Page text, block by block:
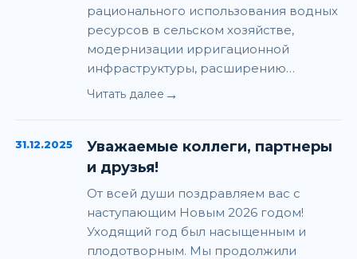
рационального использования водных
ресурсов в сельском хозяйстве,
модернизации ирригационной
инфраструктуры, расширению…
Читать далее →
31.12.2025
Уважаемые коллеги, партнеры
и друзья!
От всей души поздравляем вас с
наступающим Новым 2026 годом!
Уходящий год был насыщенным и
плодотворным. Мы продолжили